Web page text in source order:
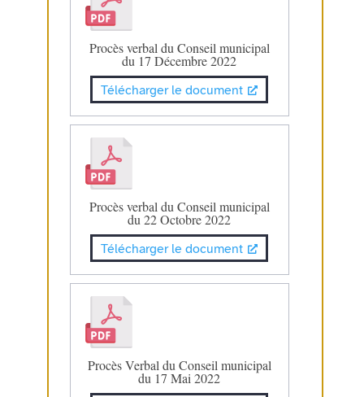
Procès verbal du Conseil municipal
du 17 Décembre 2022
Télécharger le document
Procès verbal du Conseil municipal
du 22 Octobre 2022
Télécharger le document
Procès Verbal du Conseil municipal
du 17 Mai 2022